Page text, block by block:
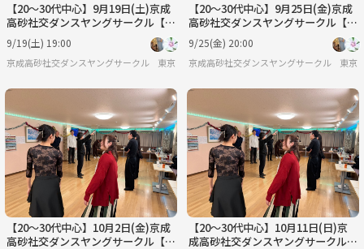
【20〜30代中心】9月19日(土)京成
高砂社交ダンスヤングサークル【初
心者🔰歓迎】
9/19(土) 19:00
京成高砂社交ダンスヤングサークル『HSDC』🔰
東京
【20〜30代中心】9月25日(金)京成
高砂社交ダンスヤングサークル【初
心者🔰歓迎】
9/25(金) 20:00
京成高砂社交ダンスヤングサークル『東京
【20〜30代中心】10月2日(金)京成
高砂社交ダンスヤングサークル【初
【20〜30代中心】10月11日(日)京
成高砂社交ダンスヤングサークル